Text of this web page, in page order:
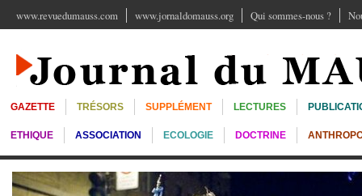
www.revuedumauss.com www.jornaldomauss.org Qui sommes-nous ?
GAZETTE TRÉSORS SUPPLÉMENT LECTURES
ETHIQUE ASSOCIATION ECOLOGIE DOCTRINE